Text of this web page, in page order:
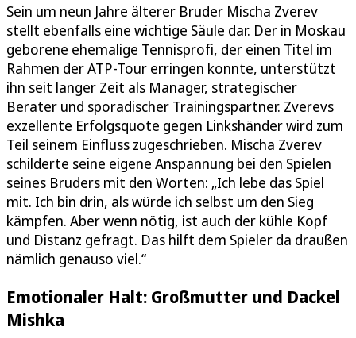
Sein um neun Jahre älterer Bruder Mischa Zverev
stellt ebenfalls eine wichtige Säule dar. Der in Moskau
geborene ehemalige Tennisprofi, der einen Titel im
Rahmen der ATP-Tour erringen konnte, unterstützt
ihn seit langer Zeit als Manager, strategischer
Berater und sporadischer Trainingspartner. Zverevs
exzellente Erfolgsquote gegen Linkshänder wird zum
Teil seinem Einfluss zugeschrieben. Mischa Zverev
schilderte seine eigene Anspannung bei den Spielen
seines Bruders mit den Worten: „Ich lebe das Spiel
mit. Ich bin drin, als würde ich selbst um den Sieg
kämpfen. Aber wenn nötig, ist auch der kühle Kopf
und Distanz gefragt. Das hilft dem Spieler da draußen
nämlich genauso viel.“
Emotionaler Halt: Großmutter und Dackel
Mishka